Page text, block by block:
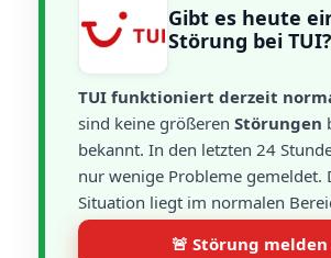
Gibt es heute
Störung bei TUI?
TUI funktioniert derzeit
sind keine größeren Störungen
bekannt. In den letzten 24
nur wenige Probleme gemeldet.
Situation liegt im normalen
🚨 Störung melden